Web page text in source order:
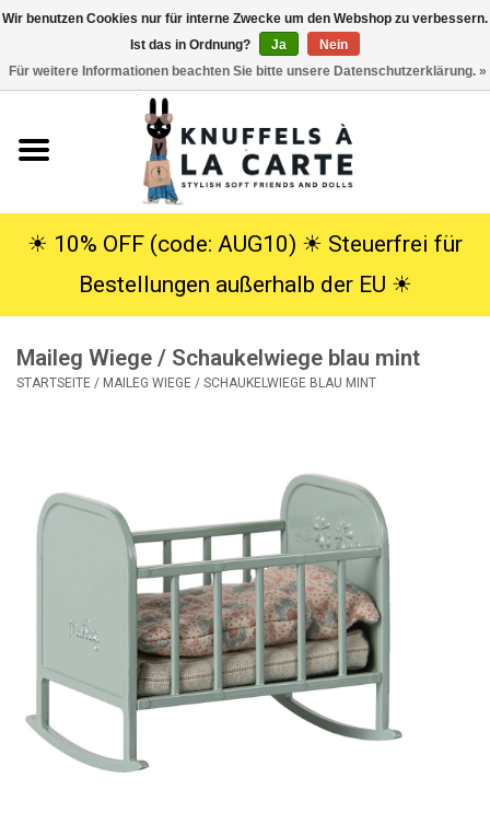
Kuscheltiere
SALE
☀︎ 10% OFF (code: AUG10) ☀︎ Steuerfrei für
Bestellungen außerhalb der EU ☀︎
Maileg Wiege / Schaukelwiege blau mint
STARTSEITE / MAILEG WIEGE / SCHAUKELWIEGE BLAU MINT
Wir benutzen Cookies nur für interne Zwecke um den Webshop zu verbessern.
Ist das in Ordnung?
Ja
Nein
Für weitere Informationen beachten Sie bitte unsere Datenschutzerklärung. »